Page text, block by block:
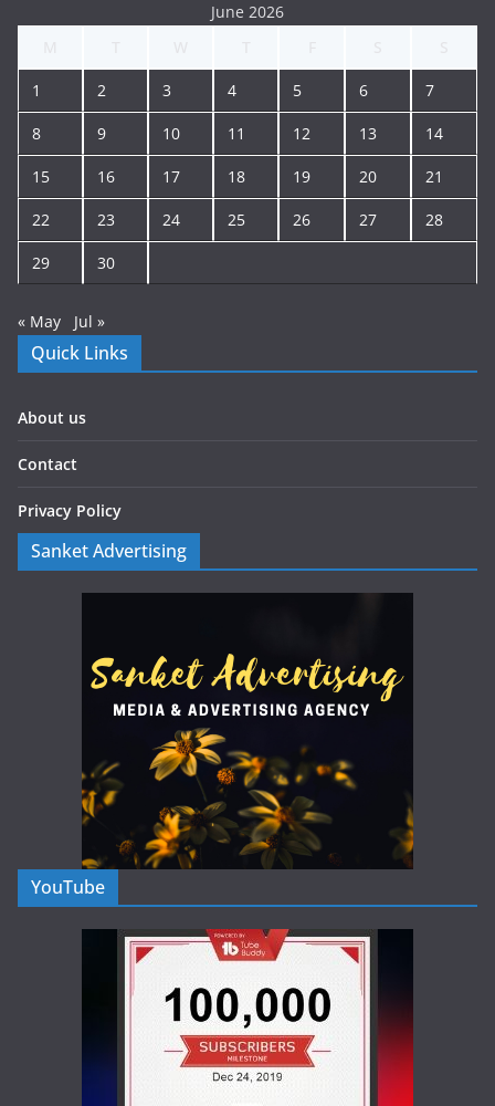
June 2026
1 2 3 4 5 6 7
8 9 10 11 12 13 14
15 16 17 18 19 20 21
22 23 24 25 26 27 28
29 30
« May Jul »
Quick Links
About us
Contact
Privacy Policy
Sanket Advertising
YouTube